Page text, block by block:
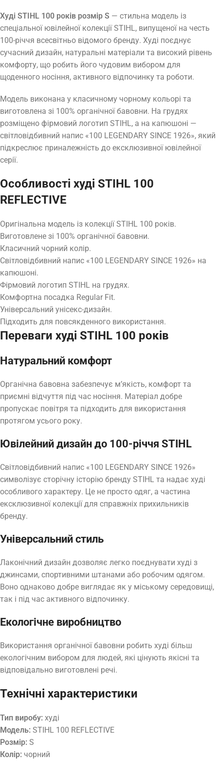
Худі STIHL 100 років розмір S — стильна модель із
спеціальної ювілейної колекції STIHL, випущеної на честь
100-річчя всесвітньо відомого бренду. Худі поєднує
сучасний дизайн, натуральні матеріали та високий рівень
комфорту, що робить його чудовим вибором для
щоденного носіння, активного відпочинку та роботи.
Модель виконана у класичному чорному кольорі та
виготовлена зі 100% органічної бавовни. На грудях
розміщено фірмовий логотип STIHL, а на капюшоні —
світловідбивний напис «100 LEGENDARY SINCE 1926», який
підкреслює приналежність до ексклюзивної ювілейної
серії.
Особливості худі STIHL 100
REFLECTIVE
Оригінальна модель із колекції STIHL 100 років.
Виготовлене зі 100% органічної бавовни.
Класичний чорний колір.
Світловідбивний напис «100 LEGENDARY SINCE 1926» на
капюшоні.
Фірмовий логотип STIHL на грудях.
Комфортна посадка Regular Fit.
Універсальний унісекс-дизайн.
Підходить для повсякденного використання.
Переваги худі STIHL 100 років
Натуральний комфорт
Органічна бавовна забезпечує м’якість, комфорт та
приємні відчуття під час носіння. Матеріал добре
пропускає повітря та підходить для використання
протягом усього року.
Ювілейний дизайн до 100-річчя STIHL
Світловідбивний напис «100 LEGENDARY SINCE 1926»
символізує сторічну історію бренду STIHL та надає худі
особливого характеру. Це не просто одяг, а частина
ексклюзивної колекції для справжніх прихильників
бренду.
Універсальний стиль
Лаконічний дизайн дозволяє легко поєднувати худі з
джинсами, спортивними штанами або робочим одягом.
Воно однаково добре виглядає як у міському середовищі,
так і під час активного відпочинку.
Екологічне виробництво
Використання органічної бавовни робить худі більш
екологічним вибором для людей, які цінують якісні та
відповідально виготовлені речі.
Технічні характеристики
Тип виробу: худі
Модель: STIHL 100 REFLECTIVE
Розмір: S
Колір: чорний